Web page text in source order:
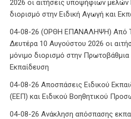
2026 οι αιτήσεις υποψήφιων
διορισμό στην Ειδική Αγωγή και
04-08-26 (ΟΡΘΗ ΕΠΑΝΑΛΗΨΗ) Από
Δευτέρα 10 Αυγούστου 2026 οι
μόνιμο διορισμό στην
Εκπαίδευση
04-08-26 Αποσπάσεις Ειδικού
(ΕΕΠ) και Ειδικού Βοηθητικού
04-08-26 Ανάκληση απόσπασης